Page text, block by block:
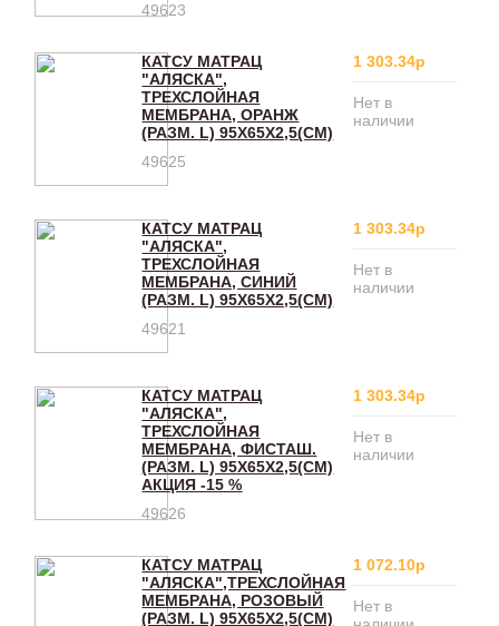
49623
КАТСУ МАТРАЦ
"АЛЯСКА",
ТРЕХСЛОЙНАЯ
МЕМБРАНА, ОРАНЖ
(РАЗМ. L) 95Х65Х2,5(CM)
49625
1 303.34р
Нет в
наличии
КАТСУ МАТРАЦ
"АЛЯСКА",
ТРЕХСЛОЙНАЯ
МЕМБРАНА, СИНИЙ
(РАЗМ. L) 95Х65Х2,5(CM)
49621
1 303.34р
Нет в
наличии
КАТСУ МАТРАЦ
"АЛЯСКА",
ТРЕХСЛОЙНАЯ
МЕМБРАНА, ФИСТАШ.
(РАЗМ. L) 95Х65Х2,5(CM)
АКЦИЯ -15 %
49626
1 303.34р
Нет в
наличии
КАТСУ МАТРАЦ
"АЛЯСКА",ТРЕХСЛОЙНАЯ
МЕМБРАНА, РОЗОВЫЙ
(РАЗМ. L) 95Х65Х2,5(CM)
1 072.10р
Нет в